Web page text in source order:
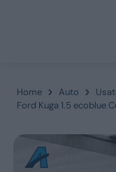
Home Auto
Ford Kuga 1.5 ecoblue